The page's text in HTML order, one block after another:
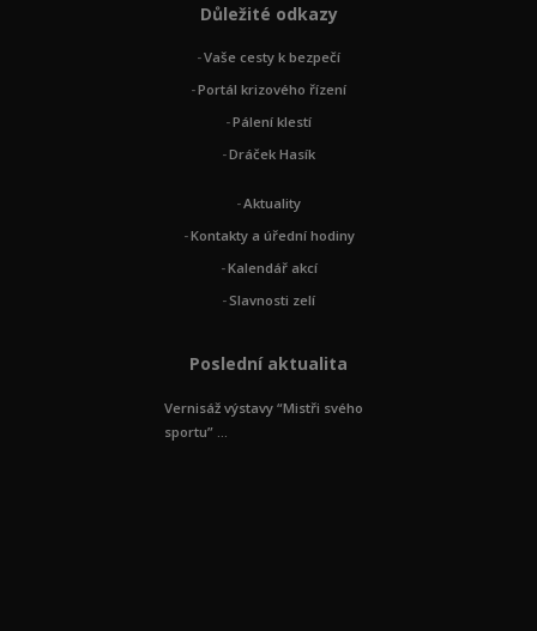
Důležité odkazy
Vaše cesty k bezpečí
Portál krizového řízení
Pálení klestí
Dráček Hasík
Aktuality
Kontakty a úřední hodiny
Kalendář akcí
Slavnosti zelí
Poslední aktualita
Vernisáž výstavy “Mistři svého
sportu” ...